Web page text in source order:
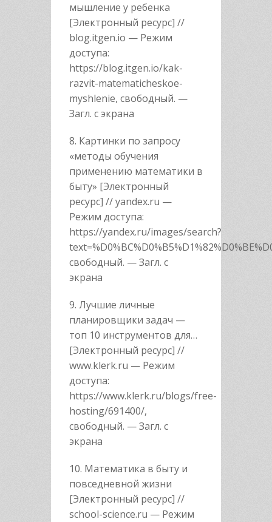
мышление у ребенка
[Электронный ресурс] //
blog.itgen.io — Режим
доступа:
https://blog.itgen.io/kak-
razvit-matematicheskoe-
myshlenie, свободный. —
Загл. с экрана
8. Картинки по запросу
«методы обучения
применению математики в
быту» [Электронный
ресурс] // yandex.ru —
Режим доступа:
https://yandex.ru/images/search?
свободный. — Загл. с
экрана
9. Лучшие личные
планировщики задач —
топ 10 инструментов для…
[Электронный ресурс] //
www.klerk.ru — Режим
доступа:
https://www.klerk.ru/blogs/free-
hosting/691400/,
свободный. — Загл. с
экрана
10. Математика в быту и
повседневной жизни
[Электронный ресурс] //
school-science.ru — Режим